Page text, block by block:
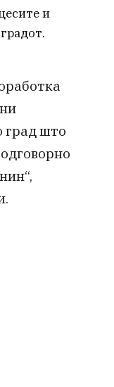
и
град што